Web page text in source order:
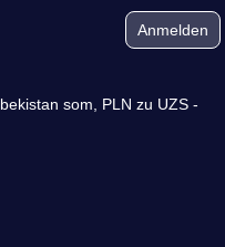
Anmelden
som, PLN zu UZS -